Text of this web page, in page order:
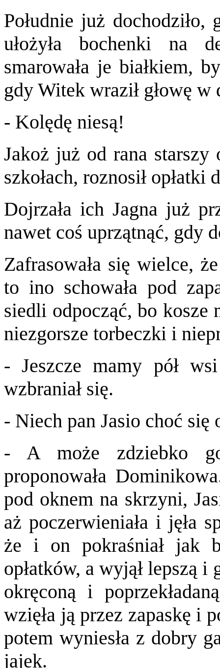
Południe już dochodziło,
ułożyła bochenki na
smarowała je białkiem,
gdy Witek wraził głowę
- Kolędę niesą!
Jakoż już od rana starszy
szkołach, roznosił opłatki
Dojrzała ich Jagna już
nawet coś uprzątnąć, gdy
Zafrasowała się wielce,
to ino schowała pod
siedli odpocząć, bo kosze
niezgorsze torbeczki i
- Jeszcze mamy pół
wzbraniał się.
- Niech pan Jasio choć
- A może zdziebko
proponowała
pod oknem na skrzyni,
aż poczerwieniała i jęła
że i on pokraśniał jak
opłatków, a wyjął lepszą i
okręconą i
wzięła ją przez zapaskę i
potem wyniesła z dobry
jajek.